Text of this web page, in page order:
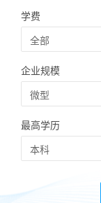
学费
企业规模
最高学历